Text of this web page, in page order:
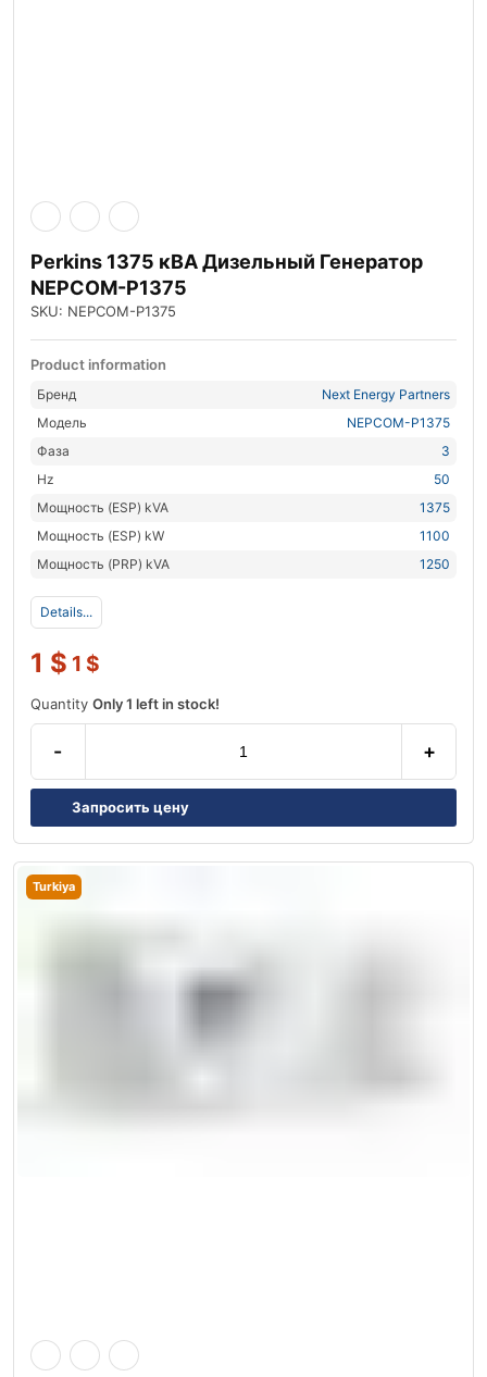
Perkins 1375 кВА Дизельный Генератор
NEPCOM-P1375
SKU: NEPCOM-P1375
Product information
Бренд
Next Energy Partners
Модель
NEPCOM-P1375
Фаза
3
Hz
50
Мощность (ESP) kVA
1375
Мощность (ESP) kW
1100
Мощность (PRP) kVA
1250
Details...
1 $ 1 $
Quantity Only 1 left in stock!
- +
Запросить цену
Turkiya